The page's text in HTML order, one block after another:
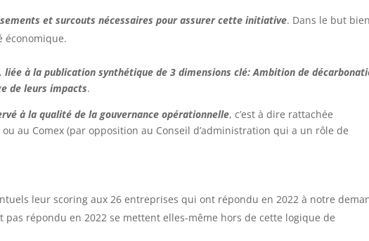
et surcouts nécessaires pour assurer cette initiative. Dans le but
économique.
liée à la publication synthétique de 3 dimensions clé: Ambition de
de leurs impacts.
à la qualité de la gouvernance opérationnelle, c’est à dire rattachée
au Comex (par opposition au Conseil d’administration qui a un rôle de
leur scoring aux 26 entreprises qui ont répondu en 2022 à notre
pas répondu en 2022 se mettent elles-même hors de cette logique de